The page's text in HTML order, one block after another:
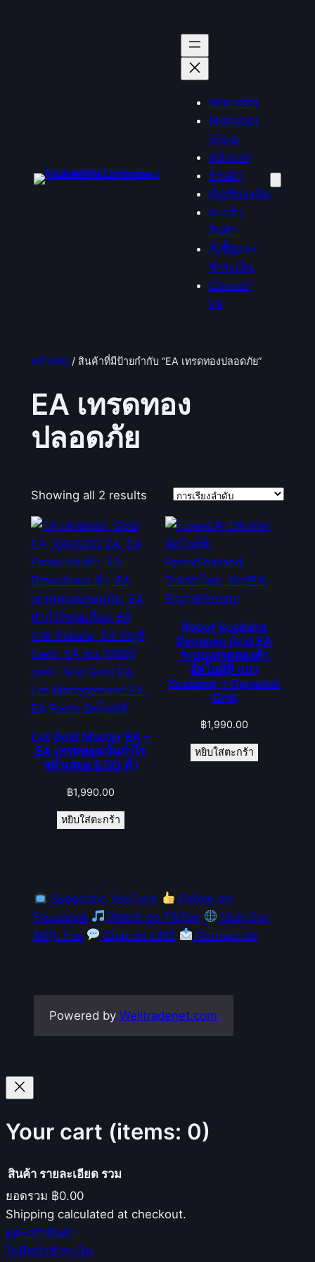
Mqlrobot
Mqlrobot
Store
หน้าแรก
ร้านค้า
บัญชีของฉัน
ตะกร้า
สินค้า
สั่งซื้อและ
ชำระเงิน
Contact
Us
หน้าหลัก / สินค้าที่มีป้ายกำกับ “EA เทรดทองปลอดภัย”
EA เทรดทอง
ปลอดภัย
Showing all 2 results
Lot Gold Master EA –
EA เทรดทองเน้นกำไร
สม่ำเสมอ & DD ต่ำ
฿1,990.00
หยิบใส่ตะกร้า
Robot Scalping
Dynamic Grid EA
ระบบเทรดทองคำ
อัตโนมัติ แนว
Scalping + Dynamic
Grid
฿1,990.00
หยิบใส่ตะกร้า
Subscribe YouTube
Follow on
Facebook
Watch on TikTok
Visit Our
MQL File
Chat on LINE Contact Us
Powered byWelltradenet.com
Your cart (items: 0)
Products
in
สินค้า รายละเอียด รวม
ยอดรวม ฿0.00
Shipping calculated at checkout.
ดูตะกร้าสินค้า
ไปที่หน้าชำระเงิน